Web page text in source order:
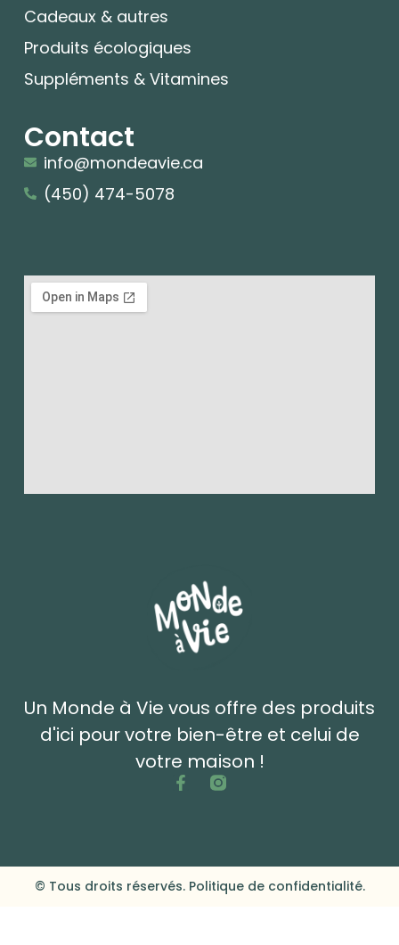
Un Monde à Vie vous offre des produits
d'ici pour votre bien-être et celui de
votre maison !
Cadeaux & autres
Produits écologiques
Suppléments & Vitamines
Contact
info@mondeavie.ca
(450) 474-5078
© Tous droits réservés. Politique de confidentialité.